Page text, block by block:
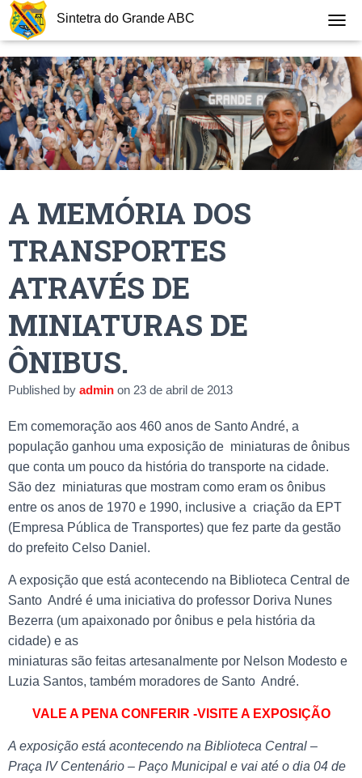
Sintetra do Grande ABC
G
G
L
E
N
A
V
I
A MEMÓRIA DOS
TRANSPORTES
ATRAVÉS DE
MINIATURAS DE
ÔNIBUS.
Published by admin on 23 de abril de 2013
Em comemoração aos 460 anos de Santo André, a
população ganhou uma exposição de miniaturas de ônibus
que conta um pouco da história do transporte na cidade.
São dez miniaturas que mostram como eram os ônibus
entre os anos de 1970 e 1990, inclusive a criação da EPT
(Empresa Pública de Transportes) que fez parte da gestão
do prefeito Celso Daniel.
A exposição que está acontecendo na Biblioteca Central de
Santo André é uma iniciativa do professor Doriva Nunes
Bezerra (um apaixonado por ônibus e pela história da
cidade) e as
miniaturas são feitas artesanalmente por Nelson Modesto e
Luzia Santos, também moradores de Santo André.
VALE A PENA CONFERIR -VISITE A EXPOSIÇÃO
A exposição está acontecendo na Biblioteca Central –
Praça IV Centenário – Paço Municipal e vai até o dia 04 de